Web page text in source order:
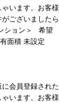
います。お客様
ございましたら
ション＞ 希望
面積 未設定
会員登録された
います。お客様